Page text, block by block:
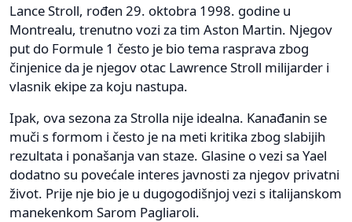
Lance Stroll, rođen 29. oktobra 1998. godine u
Montrealu, trenutno vozi za tim Aston Martin. Njegov
put do Formule 1 često je bio tema rasprava zbog
činjenice da je njegov otac Lawrence Stroll milijarder i
vlasnik ekipe za koju nastupa.
Ipak, ova sezona za Strolla nije idealna. Kanađanin se
muči s formom i često je na meti kritika zbog slabijih
rezultata i ponašanja van staze. Glasine o vezi sa Yael
dodatno su povećale interes javnosti za njegov privatni
život. Prije nje bio je u dugogodišnjoj vezi s italijanskom
manekenkom Sarom Pagliaroli.